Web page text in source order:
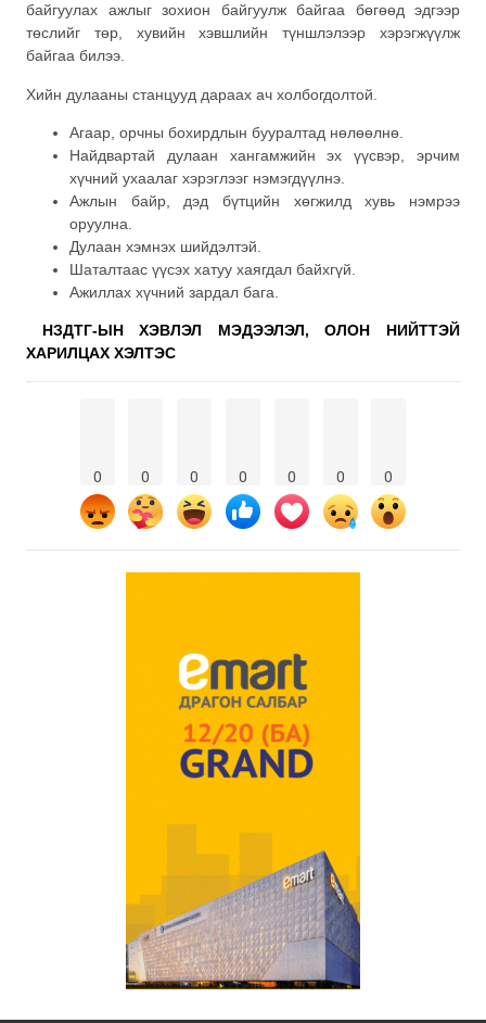
байгуулах ажлыг зохион байгуулж байгаа бөгөөд эдгээр
төслийг төр, хувийн хэвшлийн түншлэлээр хэрэгжүүлж
байгаа билээ.
Хийн дулааны станцууд дараах ач холбогдолтой.
Агаар, орчны бохирдлын бууралтад нөлөөлнө.
Найдвартай дулаан хангамжийн эх үүсвэр, эрчим
хүчний ухаалаг хэрэглээг нэмэгдүүлнэ.
Ажлын байр, дэд бүтцийн хөгжилд хувь нэмрээ
оруулна.
Дулаан хэмнэх шийдэлтэй.
Шаталтаас үүсэх хатуу хаягдал байхгүй.
Ажиллах хүчний зардал бага.
НЗДТГ-ЫН ХЭВЛЭЛ МЭДЭЭЛЭЛ, ОЛОН НИЙТТЭЙ
ХАРИЛЦАХ ХЭЛТЭС
0 0 0 0 0 0 0